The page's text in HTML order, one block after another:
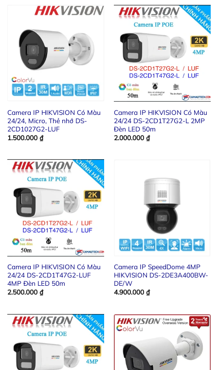
Camera IP HIKVISION Có Màu
24/24, Micro, Thẻ nhớ DS-
2CD1027G2-LUF
1.500.000 ₫
Camera IP HIKVISION Có Màu
24/24 DS-2CD1T27G2-L 2MP
Đèn LED 50m
2.000.000 ₫
Camera IP HIKVISION Có Màu
24/24 DS-2CD1T47G2-LUF
4MP Đèn LED 50m
2.500.000 ₫
Camera IP SpeedDome 4MP
HIKVISION DS-2DE3A400BW-
DE/W
4.900.000 ₫